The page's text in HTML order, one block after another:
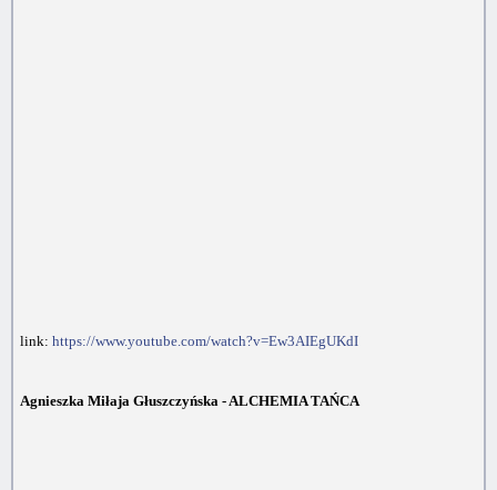
link: https://www.youtube.com/watch?v=Ew3AIEgUKdI
Agnieszka Miłaja Głuszczyńska - ALCHEMIA TAŃCA